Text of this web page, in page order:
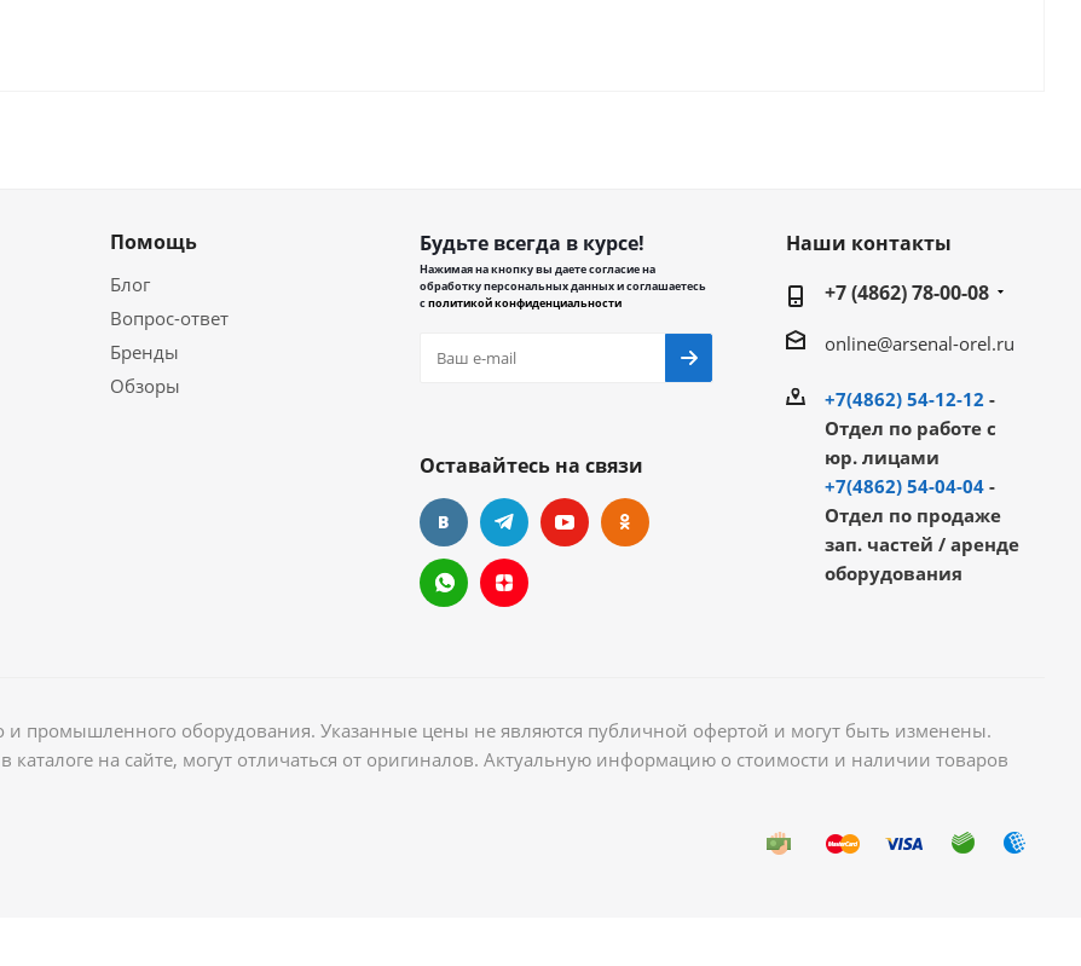
Помощь
Блог
Вопрос-ответ
Бренды
Обзоры
Будьте всегда в курсе!
Нажимая на кнопку вы даете согласие на
обработку персональных данных и соглашаетесь
сполитикой конфиденциальности
Оставайтесь на связи
Наши контакты
+7 (4862) 78-00-08
online@arsenal-orel.ru
+7(4862) 54-12-12 -
Отдел по работе с
юр. лицами
+7(4862) 54-04-04-
Отдел по продаже
зап. частей / аренде
оборудования
и промышленного оборудования. Указанные цены не являются публичной офертой и могут быть изменены.
на сайте, могут отличаться от оригиналов. Актуальную информацию о стоимости и наличии товаров